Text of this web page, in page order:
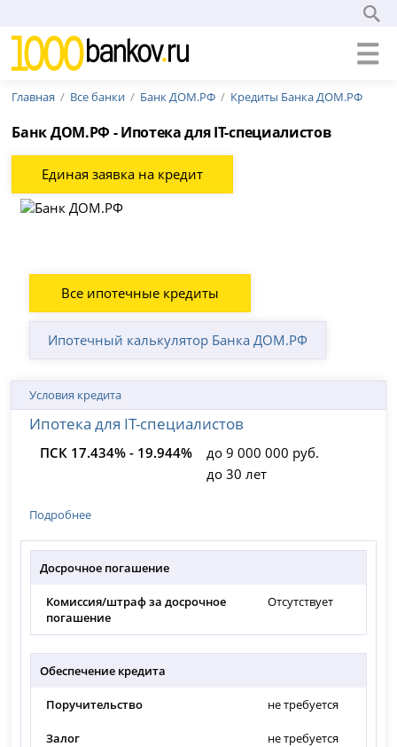
Главная Все банки Банк ДОМ.РФ Кредиты Банка ДОМ.РФ
Банк ДОМ.РФ - Ипотека для IT-специалистов
Единая заявка на кредит
Все ипотечные кредиты
Ипотечный калькулятор Банка ДОМ.РФ
Условия кредита
Ипотека для IT-специалистов
ПСК 17.434% - 19.944%
до 9 000 000 руб.
до 30 лет
Подробнее
Досрочное погашение
Комиссия/штраф за досрочное
погашение
Отсутствует
Обеспечение кредита
Поручительство не требуется
Залог не требуется